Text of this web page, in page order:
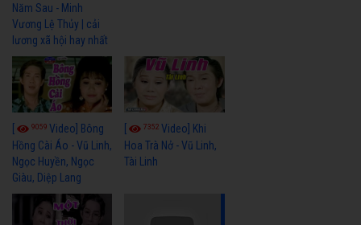
Năm Sau - Minh
Vương Lệ Thủy | cải
lương xã hội hay nhất
9059 Video] Bông
Hồng Cài Áo - Vũ Linh,
Ngọc Huyền, Ngọc
Giàu, Diệp Lang
7352Video] Khi
Hoa Trà Nở - Vũ Linh,
Tài Linh